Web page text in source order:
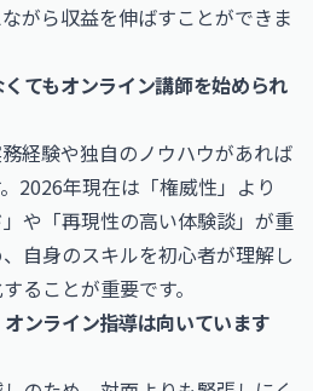
がら収益を伸ばすことができま
てもオンライン講師を始められ
経験や独自のノウハウがあれば
2026年現在は「権威性」より
や「再現性の高い体験談」が重
自身のスキルを初心者が理解し
ることが重要です。
ンライン指導は向いています